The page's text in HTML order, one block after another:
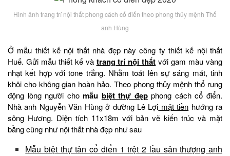
Hình ảnh trang trí nội thất phong cách cổ điển theo phong thủy mệnh Thổ
anh Hùng
Ở mẫu thiết kế nội thất nhà đẹp này công ty thiết kế nội thất
Huế. Gửi mẫu thiết kế và trang trí nội thất với gam màu vàng
nhạt kết hợp với tone trắng. Nhằm toát lên sự sáng mát, tinh
khôi cho không gian hoàn hảo. Theo phong thủy mệnh thổ rung
động lòng người chomẫu biệt thự đẹp phong cách cổ điển.
Nhà anh Nguyễn Văn Hùng ở đường Lê Lợi mặt tiền hướng ra
sông Hương. Diện tích 11x18m với bản vẽ kiến trúc và mặt
bằng cũng như nội thất nhà đẹp như sau
Mẫu biệt thự tân cổ điển 1 trệt 2 lầu sân thượng anh